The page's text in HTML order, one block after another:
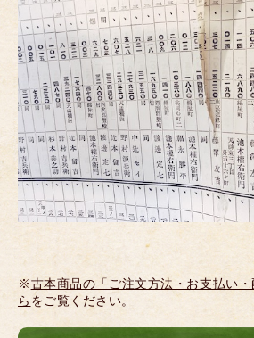
※古本商品の「ご注文方法・お支払い
ら をご覧ください。